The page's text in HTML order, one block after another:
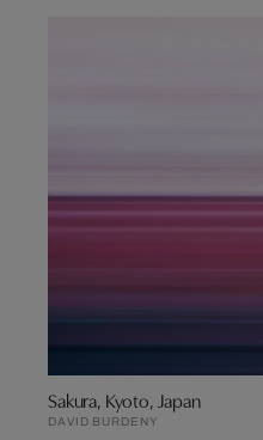
Sakura, Kyoto, Japan
DAVID BURDENY